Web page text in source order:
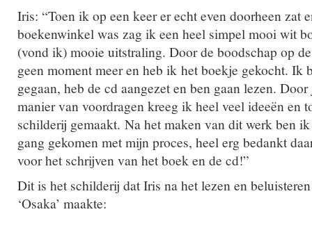
Iris: “Toen ik op een keer er echt even doorheen zat
boekenwinkel was zag ik een heel simpel mooi wit
(vond ik) mooie uitstraling. Door de boodschap op
geen moment meer en heb ik het boekje gekocht. Ik
gegaan, heb de cd aangezet en ben gaan lezen.
manier van voordragen kreeg ik heel veel ideeën en
schilderij gemaakt. Na het maken van dit werk ben
gang gekomen met mijn proces, heel erg bedankt
voor het schrijven van het boek en de cd!”
Dit is het schilderij dat Iris na het lezen en
‘Osaka’ maakte: